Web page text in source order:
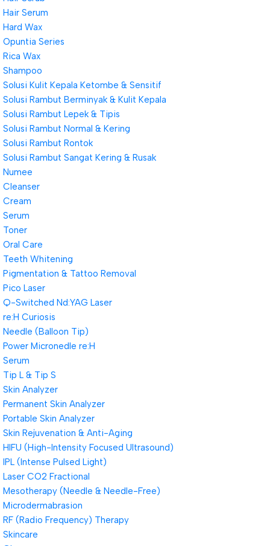
Hair Serum
Hard Wax
Opuntia Series
Rica Wax
Shampoo
Solusi Kulit Kepala Ketombe & Sensitif
Solusi Rambut Berminyak & Kulit Kepala
Solusi Rambut Lepek & Tipis
Solusi Rambut Normal & Kering
Solusi Rambut Rontok
Solusi Rambut Sangat Kering & Rusak
Numee
Cleanser
Cream
Serum
Toner
Oral Care
Teeth Whitening
Pigmentation & Tattoo Removal
Pico Laser
Q-Switched Nd:YAG Laser
re:H Curiosis
Needle (Balloon Tip)
Power Micronedle re:H
Serum
Tip L & Tip S
Skin Analyzer
Permanent Skin Analyzer
Portable Skin Analyzer
Skin Rejuvenation & Anti-Aging
HIFU (High-Intensity Focused Ultrasound)
IPL (Intense Pulsed Light)
Laser CO2 Fractional
Mesotherapy (Needle & Needle-Free)
Microdermabrasion
RF (Radio Frequency) Therapy
Skincare